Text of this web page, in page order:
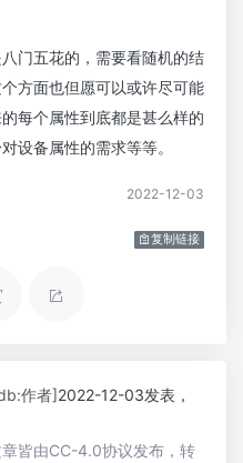
门五花的，需要看随机的结
方面也但愿可以或许尽可能
每个属性到底都是甚么样的
设备属性的需求等等。
2022-12-03
复制链接
作者]2022-12-03发表，
皆由CC-4.0协议发布，转